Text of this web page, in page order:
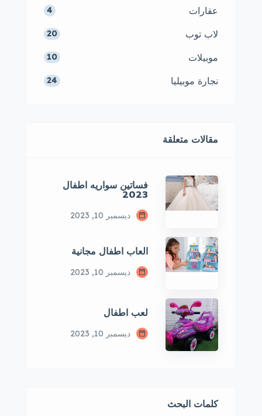
عقارات 4
لاب توب 20
موبيلات 10
نجارة موبيليا 24
مقالات متعلقة
فساتين سواريه اطفال
2023
ديسمبر 10, 2023
العاب اطفال مجانية
ديسمبر 10, 2023
لعب اطفال
ديسمبر 10, 2023
كلمات البحث